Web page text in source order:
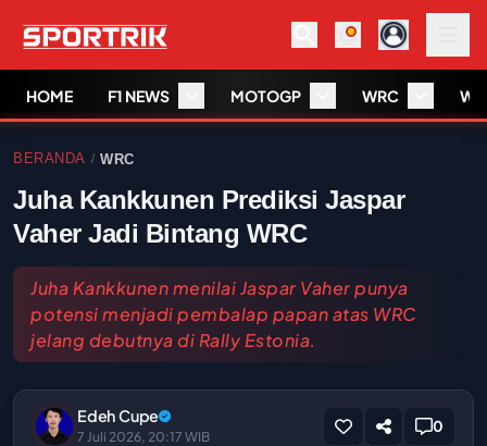
HOME F1 NEWS MOTOGP WRC
BERANDA / WRC
Juha Kankkunen Prediksi Jaspar
Vaher Jadi Bintang WRC
Juha Kankkunen menilai Jaspar Vaher punya
potensi menjadi pembalap papan atas WRC
jelang debutnya di Rally Estonia.
Edeh Cupe
7 Juli 2026, 20:17 WIB
0